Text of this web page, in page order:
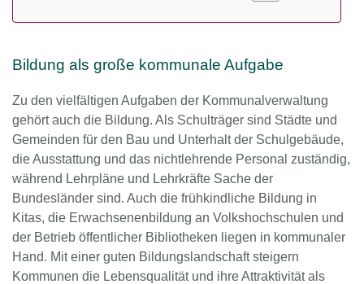
Bildung als große kommunale Aufgabe
Zu den vielfältigen Aufgaben der Kommunalverwaltung
gehört auch die Bildung. Als Schulträger sind Städte und
Gemeinden für den Bau und Unterhalt der Schulgebäude,
die Ausstattung und das nichtlehrende Personal zuständig,
während Lehrpläne und Lehrkräfte Sache der
Bundesländer sind. Auch die frühkindliche Bildung in
Kitas, die Erwachsenenbildung an Volkshochschulen und
der Betrieb öffentlicher Bibliotheken liegen in kommunaler
Hand. Mit einer guten Bildungslandschaft steigern
Kommunen die Lebensqualität und ihre Attraktivität als